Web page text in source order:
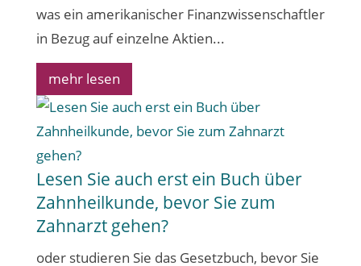
was ein amerikanischer Finanzwissenschaftler
in Bezug auf einzelne Aktien...
mehr lesen
Lesen Sie auch erst ein Buch über
Zahnheilkunde, bevor Sie zum
Zahnarzt gehen?
oder studieren Sie das Gesetzbuch, bevor Sie